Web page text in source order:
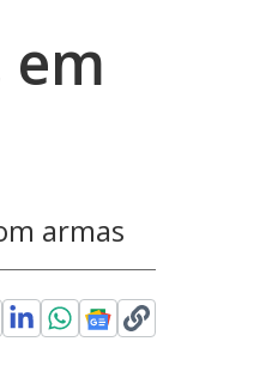
armas